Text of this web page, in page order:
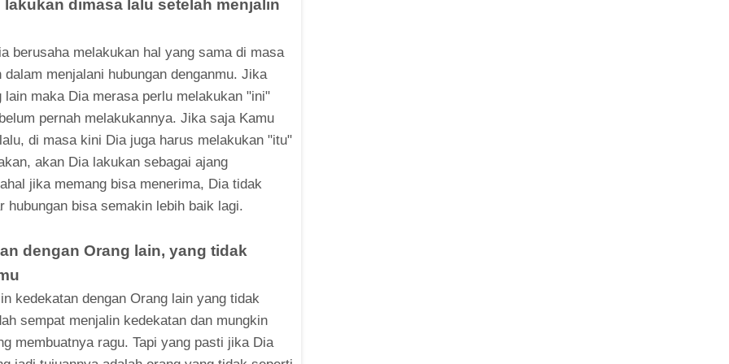
dimasa lalu setelah menjalin
berusaha melakukan hal yang sama di masa
menjalani hubungan denganmu. Jika
maka Dia merasa perlu melakukan "ini"
pernah melakukannya. Jika saja Kamu
di masa kini Dia juga harus melakukan "itu"
akan Dia lakukan sebagai ajang
jika memang bisa menerima, Dia tidak
hubungan bisa semakin lebih baik lagi.
dengan Orang lain, yang tidak
kedekatan dengan Orang lain yang tidak
sempat menjalin kedekatan dan mungkin
membuatnya ragu. Tapi yang pasti jika Dia